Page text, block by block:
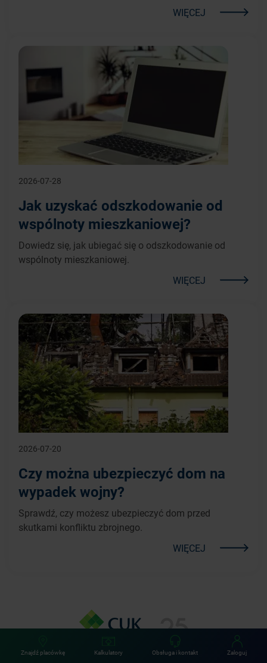
WIĘCEJ
2026-07-28
Jak uzyskać odszkodowanie od
wspólnoty mieszkaniowej?
Dowiedz się, jak ubiegać się o odszkodowanie od
wspólnoty mieszkaniowej.
WIĘCEJ
2026-07-20
Czy można ubezpieczyć dom na
wypadek wojny?
Sprawdź, czy możesz ubezpieczyć dom przed
skutkami konfliktu zbrojnego.
WIĘCEJ
Znajdź placówkę Kalkulatory Obsługa i kontakt Zaloguj